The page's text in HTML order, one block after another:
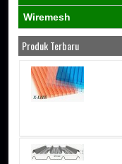
Wiremesh
Produk Terbaru